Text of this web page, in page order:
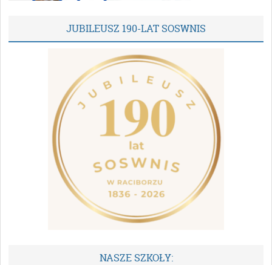
JUBILEUSZ 190-LAT SOSWNIS
NASZE SZKOŁY: